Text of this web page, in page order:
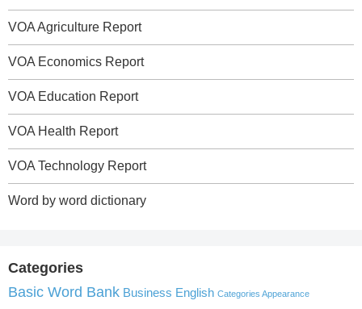
VOA Agriculture Report
VOA Economics Report
VOA Education Report
VOA Health Report
VOA Technology Report
Word by word dictionary
Categories
Basic Word Bank Business English Categories Appearance